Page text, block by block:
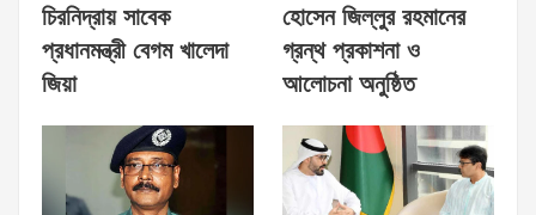
চিরনিদ্রায় সাবেক
প্রধানমন্ত্রী বেগম খালেদা
জিয়া
হোসেন জিল্লুর রহমানের
গ্রন্থ প্রকাশনা ও
আলোচনা অনুষ্ঠিত